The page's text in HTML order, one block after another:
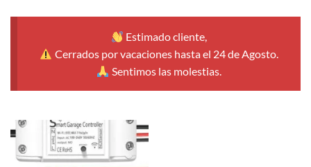
Estimado cliente,
Cerrados por vacaciones hasta el 24 de Agosto.
Sentimos las molestias.